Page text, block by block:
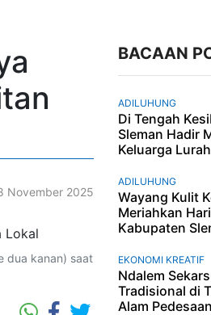
November 2025
dua kanan) saat
BACAAN
ADILUHUNG
Di Tengah
Sleman Hadir
Keluarga
ADILUHUNG
Wayang Kulit
Meriahkan
Kabupaten
EKONOMI KREATIF
Ndalem
Tradisional di
Alam Pedesaan